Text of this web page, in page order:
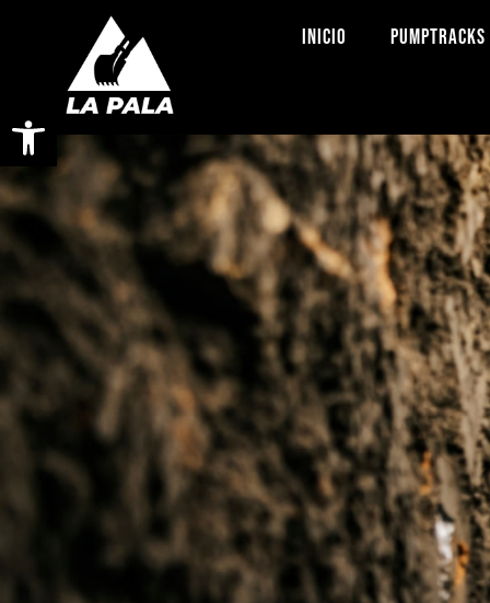
Abrir barra de herramientas
INICIO PUMPTRACKS